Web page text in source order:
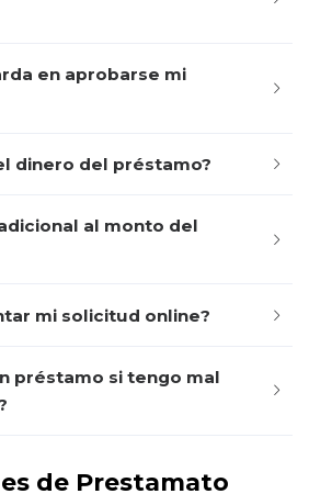
en aprobarse mi
dinero del préstamo?
al monto del
mi solicitud online?
préstamo si tengo mal
de Prestamato